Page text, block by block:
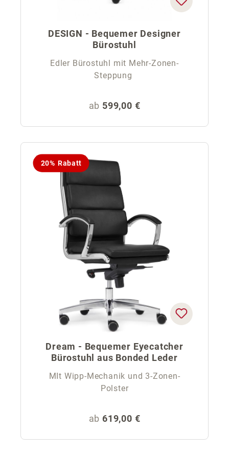
DESIGN - Bequemer Designer
Bürostuhl
Edler Bürostuhl mit Mehr-Zonen-
Steppung
Regulärer Preis:
ab 599,00 €
20% Rabatt
Dream - Bequemer Eyecatcher
Bürostuhl aus Bonded Leder
MIt Wipp-Mechanik und 3-Zonen-
Polster
Regulärer Preis:
ab 619,00 €